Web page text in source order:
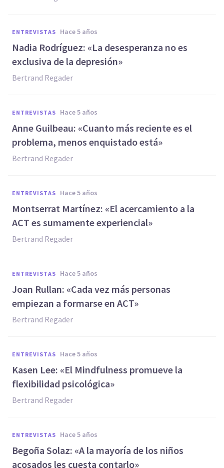
ENTREVISTAS hace 5 años
Nadia Rodríguez: «La desesperanza no es
exclusiva de la depresión»
Bertrand Regader
ENTREVISTAS hace 5 años
Anne Guilbeau: «Cuanto más reciente es el
problema, menos enquistado está»
Bertrand Regader
ENTREVISTAS hace 5 años
Montserrat Martínez: «El acercamiento a la
ACT es sumamente experiencial»
Bertrand Regader
ENTREVISTAS hace 5 años
Joan Rullan: «Cada vez más personas
empiezan a formarse en ACT»
Bertrand Regader
ENTREVISTAS hace 5 años
Kasen Lee: «El Mindfulness promueve la
flexibilidad psicológica»
Bertrand Regader
ENTREVISTAS hace 5 años
Begoña Solaz: «A la mayoría de los niños
acosados les cuesta contarlo»